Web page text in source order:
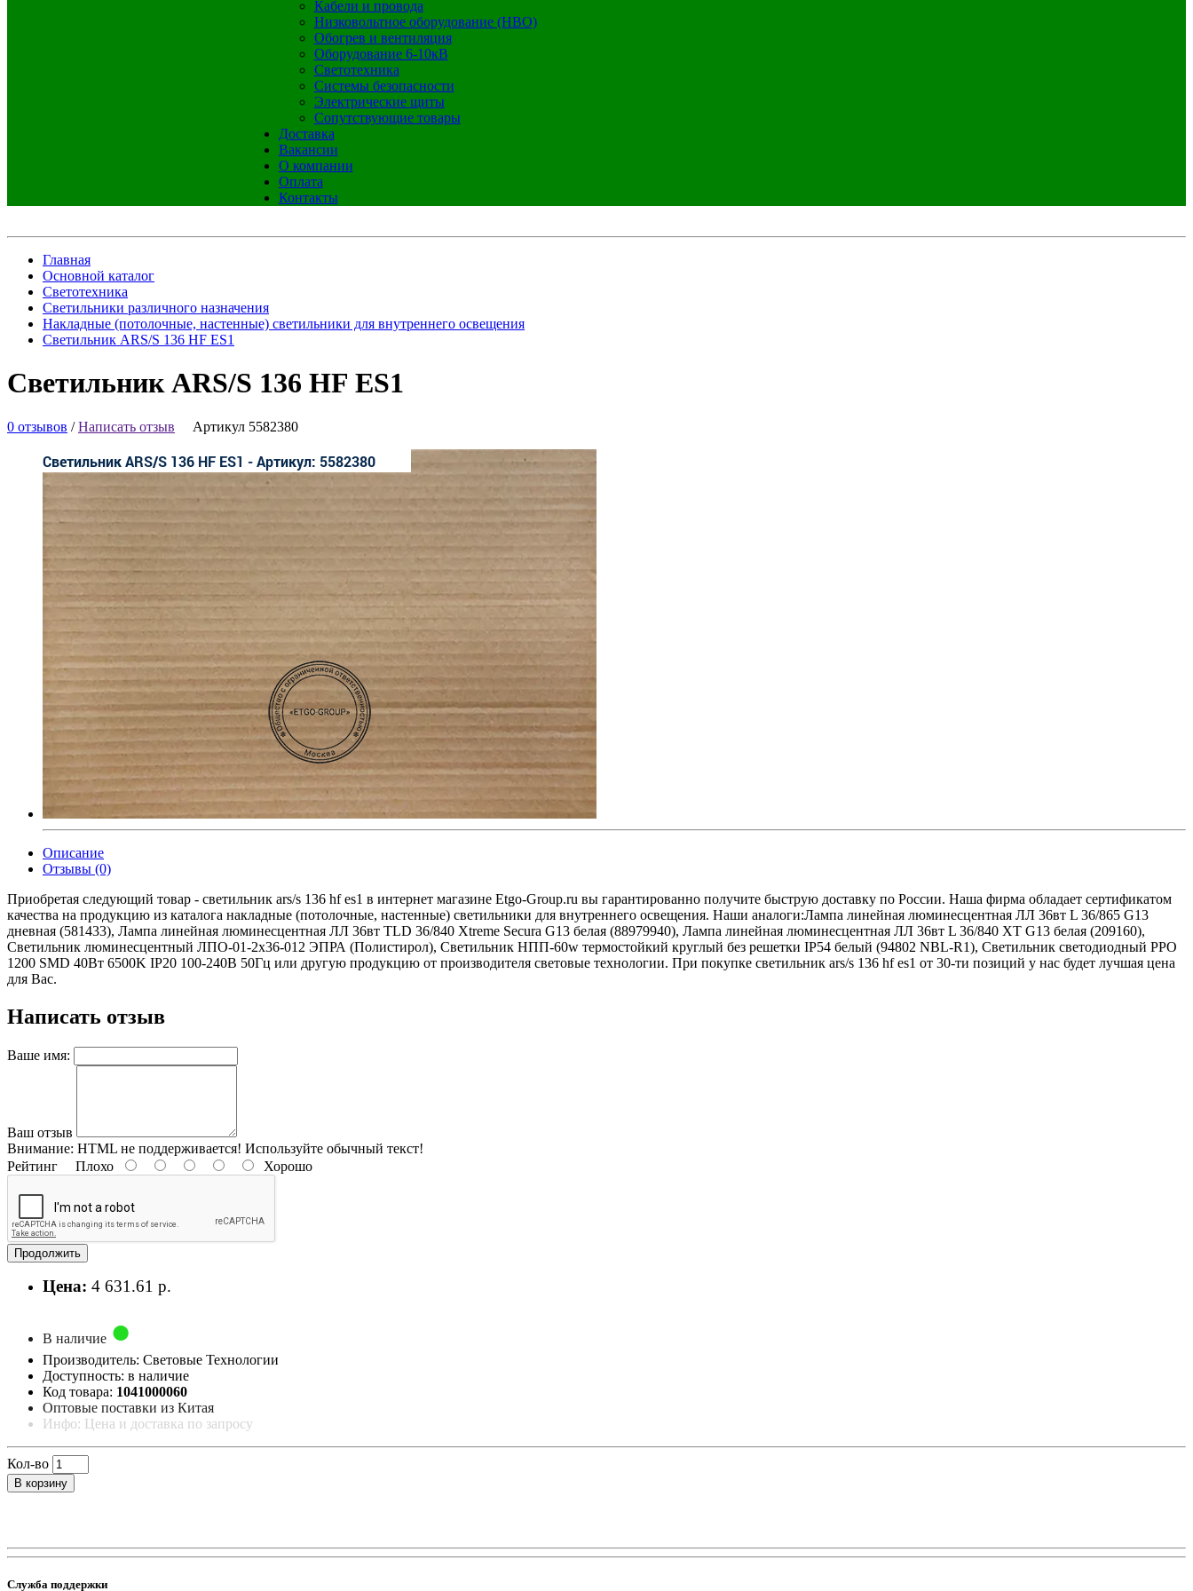
Кабели и провода
Низковольтное оборудование (НВО)
Обогрев и вентиляция
Оборудование 6-10кВ
Светотехника
Системы безопасности
Электрические щиты
Сопутствующие товары
Доставка
Вакансии
О компании
Оплата
Контакты
Главная
Основной каталог
Светотехника
Светильники различного назначения
Накладные (потолочные, настенные) светильники для внутреннего освещения
Светильник ARS/S 136 HF ES1
Светильник ARS/S 136 HF ES1
0 отзывов /Написать отзыв Артикул 5582380
Описание
Отзывы (0)
Приобретая следующий товар - светильник ars/s 136 hf es1 в интернет магазине Etgo-Group.ru вы гарантированно получите быструю доставку по России. Наша фирма обладает сертификатом
качества на продукцию из каталога накладные (потолочные, настенные) светильники для внутреннего освещения. Наши аналоги:Лампа линейная люминесцентная ЛЛ 36вт L 36/865 G13
дневная (581433), Лампа линейная люминесцентная ЛЛ 36вт TLD 36/840 Xtreme Secura G13 белая (88979940), Лампа линейная люминесцентная ЛЛ 36вт L 36/840 XT G13 белая (209160),
Светильник люминесцентный ЛПО-01-2х36-012 ЭПРА (Полистирол), Светильник НПП-60w термостойкий круглый без решетки IP54 белый (94802 NBL-R1), Светильник светодиодный PPO
1200 SMD 40Вт 6500K IP20 100-240В 50Гц или другую продукцию от производителя световые технологии. При покупке светильник ars/s 136 hf es1 от 30-ти позиций у нас будет лучшая цена
для Вас.
Написать отзыв
Ваше имя:
Ваш отзыв
Внимание: HTML не поддерживается! Используйте обычный текст!
Рейтинг Плохо Хорошо
Продолжить
Цена: 4 631.61 р.
В наличие
Производитель: Световые Технологии
Доступность: в наличие
Код товара: 1041000060
Оптовые поставки из Китая
Инфо: Цена и доставка по запросу
Кол-во
В корзину
Служба поддержки